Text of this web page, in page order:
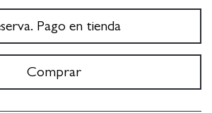
Pago en tienda
Comprar